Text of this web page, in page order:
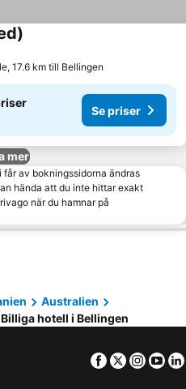
17.6 km till Bellingen
Se priser
mer
av bokningssidorna ändras
hända att du inte hittar exakt
när du hamnar på
Australien
Billiga hotell i Bellingen
Facebook
Twitter